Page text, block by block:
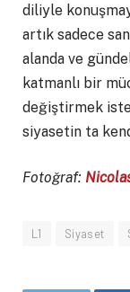
diliyle
artık sadece
alanda ve
katmanlı bir
değiştirmek
siyasetin ta
Fotoğraf:
L1 Siyaset